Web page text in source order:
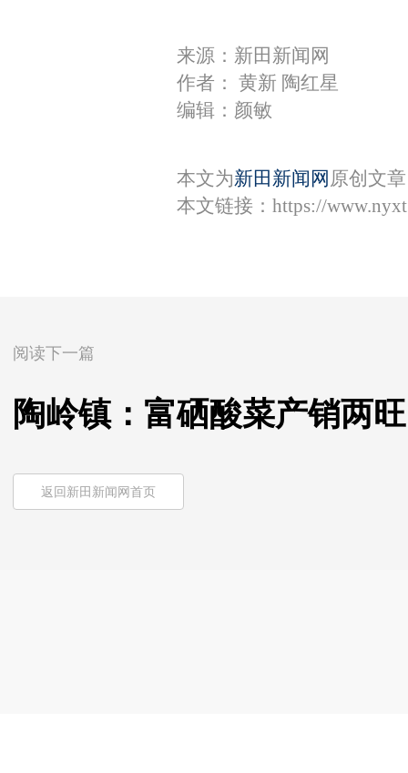
来源：新田新闻网
作者： 黄新 陶红星
编辑：颜敏
本文为新田新闻网 原创文
本文链接： https://
阅读下一篇
陶岭镇：富硒酸菜产销两
返回新田新闻网首页